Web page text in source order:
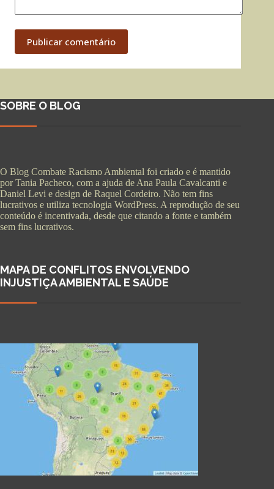
Publicar comentário
SOBRE O BLOG
O Blog Combate Racismo Ambiental foi criado e é mantido
por Tania Pacheco, com a ajuda de Ana Paula Cavalcanti e
Daniel Levi e design de Raquel Cordeiro. Não tem fins
lucrativos e utiliza tecnologia WordPress. A reprodução de seu
conteúdo é incentivada, desde que citando a fonte e também
sem fins lucrativos.
MAPA DE CONFLITOS ENVOLVENDO
INJUSTIÇA AMBIENTAL E SAÚDE